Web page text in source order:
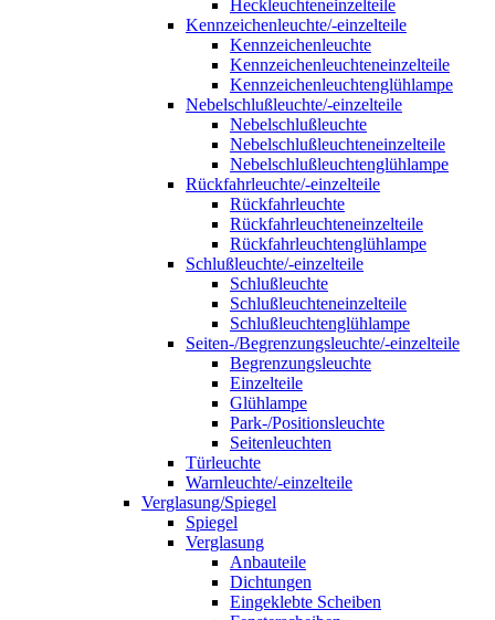
Heckleuchteneinzelteile
Kennzeichenleuchte/-einzelteile
Kennzeichenleuchte
Kennzeichenleuchteneinzelteile
Kennzeichenleuchtenglühlampe
Nebelschlußleuchte/-einzelteile
Nebelschlußleuchte
Nebelschlußleuchteneinzelteile
Nebelschlußleuchtenglühlampe
Rückfahrleuchte/-einzelteile
Rückfahrleuchte
Rückfahrleuchteneinzelteile
Rückfahrleuchtenglühlampe
Schlußleuchte/-einzelteile
Schlußleuchte
Schlußleuchteneinzelteile
Schlußleuchtenglühlampe
Seiten-/Begrenzungsleuchte/-einzelteile
Begrenzungsleuchte
Einzelteile
Glühlampe
Park-/Positionsleuchte
Seitenleuchten
Türleuchte
Warnleuchte/-einzelteile
Verglasung/Spiegel
Spiegel
Verglasung
Anbauteile
Dichtungen
Eingeklebte Scheiben